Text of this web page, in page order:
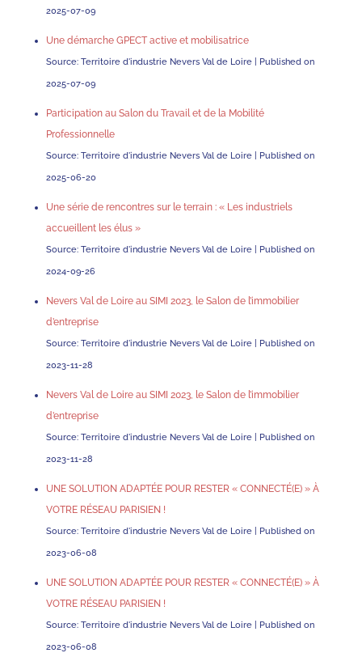
2025-07-09
Une démarche GPECT active et mobilisatrice
Source: Territoire d'industrie Nevers Val de Loire Published on
2025-07-09
Participation au Salon du Travail et de la Mobilité
Professionnelle
Source: Territoire d'industrie Nevers Val de Loire Published on
2025-06-20
Une série de rencontres sur le terrain : « Les industriels
accueillent les élus »
Source: Territoire d'industrie Nevers Val de Loire Published on
2024-09-26
Nevers Val de Loire au SIMI 2023, le Salon de l’immobilier
d’entreprise
Source: Territoire d'industrie Nevers Val de Loire Published on
2023-11-28
Nevers Val de Loire au SIMI 2023, le Salon de l’immobilier
d’entreprise
Source: Territoire d'industrie Nevers Val de Loire Published on
2023-11-28
UNE SOLUTION ADAPTÉE POUR RESTER « CONNECTÉ(E) » À
VOTRE RÉSEAU PARISIEN !
Source: Territoire d'industrie Nevers Val de Loire Published on
2023-06-08
UNE SOLUTION ADAPTÉE POUR RESTER « CONNECTÉ(E) » À
VOTRE RÉSEAU PARISIEN !
Source: Territoire d'industrie Nevers Val de Loire Published on
2023-06-08